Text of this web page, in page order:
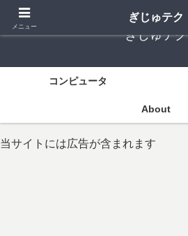
ぎじゅテク
コンピュータ
About
当サイトには広告が含まれます
メニュー
ぎじゅテク